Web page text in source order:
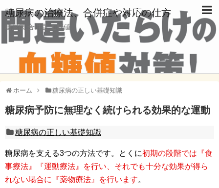
糖尿病の治療法、合併症や対応の仕方
糖尿病,合併症,血糖値
ホーム 糖尿病の正しい基礎知識
糖尿病予防に無理なく続けられる効果的な運動
糖尿病の正しい基礎知識
糖尿病を支える3つの方法です。とくに初期の段階では『食
事療法』『運動療法』を行い、それでも十分な効果が得ら
れない場合に『薬物療法』を行います。